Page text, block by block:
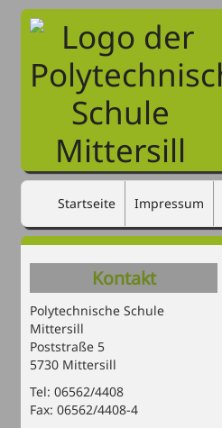
Startseite Impressum
Kontakt
Polytechnische Schule
Mittersill
Poststraße 5
5730 Mittersill
Tel: 06562/4408
Fax: 06562/4408-4